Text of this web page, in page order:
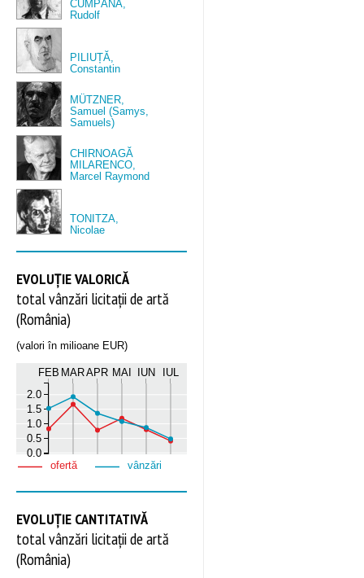
CUMPĂNA,
Rudolf
PILIUȚĂ,
Constantin
MÜTZNER,
Samuel (Samys,
Samuels)
CHIRNOAGĂ
MILARENCO,
Marcel Raymond
TONITZA,
Nicolae
EVOLUȚIE VALORICĂ
total vânzări licitații de artă
(România)
(valori în milioane EUR)
FEB MARAPR MAI IUN IUL
0.0
0.5
1.0
1.5
2.0
ofertă vânzări
EVOLUȚIE CANTITATIVĂ
total vânzări licitații de artă
(România)